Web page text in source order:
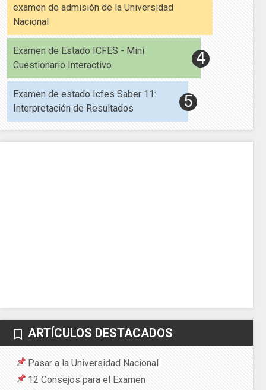
examen de admisión de la Universidad
Nacional
Examen de Estado ICFES - Mini
Cuestionario Interactivo
Examen de estado Icfes Saber 11:
Interpretación de Resultados
bookmark_border ARTÍCULOS DESTACADOS
Pasar a la Universidad Nacional
12 Consejos para el Examen